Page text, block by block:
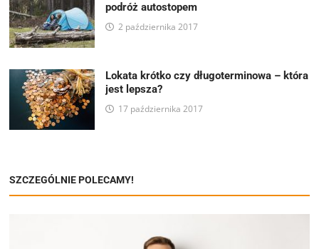
podróż autostopem
2 października 2017
Lokata krótko czy długoterminowa – która
jest lepsza?
17 października 2017
SZCZEGÓLNIE POLECAMY!